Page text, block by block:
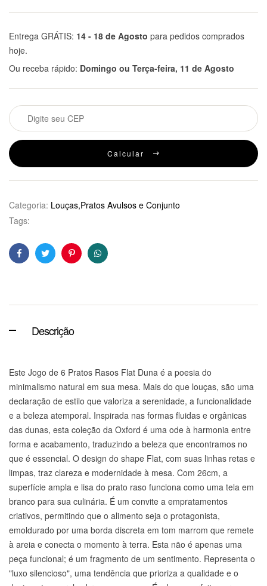
Entrega GRÁTIS: 14 - 18 de Agosto para pedidos comprados
hoje.
Ou receba rápido: Domingo ou Terça-feira, 11 de Agosto
Calcular
Categoria: Louças,Pratos Avulsos e Conjunto
Tags:
FacebookTwitterPinterestWhatsApp
Descrição
Este Jogo de 6 Pratos Rasos Flat Duna é a poesia do
minimalismo natural em sua mesa. Mais do que louças, são uma
declaração de estilo que valoriza a serenidade, a funcionalidade
e a beleza atemporal. Inspirada nas formas fluidas e orgânicas
das dunas, esta coleção da Oxford é uma ode à harmonia entre
forma e acabamento, traduzindo a beleza que encontramos no
que é essencial. O design do shape Flat, com suas linhas retas e
limpas, traz clareza e modernidade à mesa. Com 26cm, a
superfície ampla e lisa do prato raso funciona como uma tela em
branco para sua culinária. É um convite a empratamentos
criativos, permitindo que o alimento seja o protagonista,
emoldurado por uma borda discreta em tom marrom que remete
à areia e conecta o momento à terra. Esta não é apenas uma
peça funcional; é um fragmento de um sentimento. Representa o
"luxo silencioso", uma tendência que prioriza a qualidade e o